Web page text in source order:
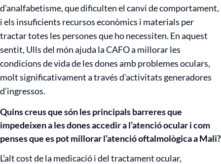
d’analfabetisme, que dificulten el canvi de comportament,
i els insuficients recursos econòmics i materials per
tractar totes les persones que ho necessiten. En aquest
sentit, Ulls del món ajuda la CAFO a millorar les
condicions de vida de les dones amb problemes oculars,
molt significativament a través d’activitats generadores
d’ingressos.
Quins creus que són les principals barreres que
impedeixen a les dones accedir a l’atenció ocular i com
penses que es pot millorar l’atenció oftalmològica a Mali?
L’alt cost de la medicació i del tractament ocular,